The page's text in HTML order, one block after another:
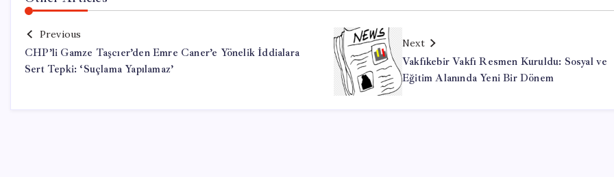
Previous
CHP’li Gamze Taşcıer’den Emre Caner’e Yönelik İddialara
Sert Tepki: ‘Suçlama Yapılamaz’
Next
Vakfıkebir Vakfı Resmen Kuruldu: Sosyal ve
Eğitim Alanında Yeni Bir Dönem